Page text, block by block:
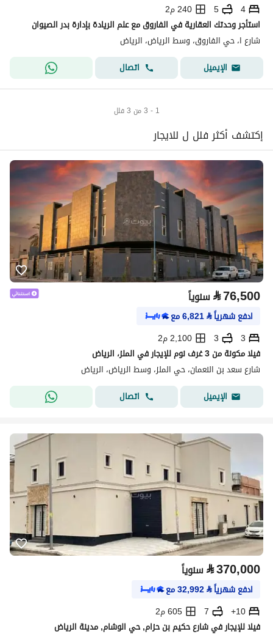
4
5
240 م2
استأجر وحدتك العقارية في الفاروق مع علم الريادة بإدارة بدر الصيوان
شارع ا، حي الفاروق، وسط الرياض، الرياض
الإيميل
اتصال
1 - 3 من 3 فلل
إكتشف أكثر فلل ل للايجار
⃁76,500 سنوياً
ادفع شهرياً⃁
6,821مع
3
3
2,100 م2
فيلا مكونة من 3 غرف نوم للإيجار في الملز، الرياض
شارع سعد بن النعمان، حي الملز، وسط الرياض، الرياض
الإيميل
اتصال
⃁370,000 سنوياً
ادفع شهرياً⃁
32,992مع
10+
7
605 م2
فيلا للإيجار في شارع حكيم بن حزام, حي الوشام, مدينة الرياض